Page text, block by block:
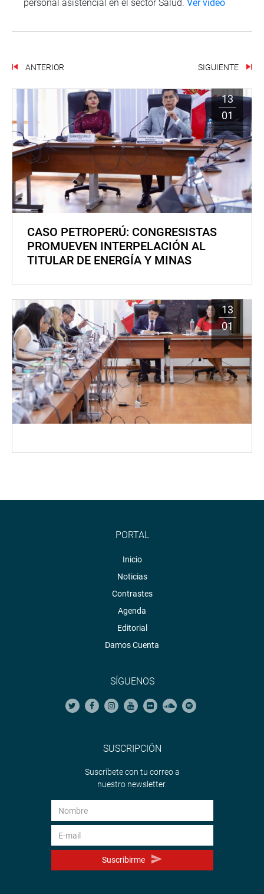
personal asistencial en el sector Salud. Ver vídeo
ANTERIOR SIGUIENTE
13
01
CASO PETROPERÚ: CONGRESISTAS
PROMUEVEN INTERPELACIÓN AL
TITULAR DE ENERGÍA Y MINAS
13
01
PORTAL
Inicio
Noticias
Contrastes
Agenda
Editorial
Damos Cuenta
SÍGUENOS
SUSCRIPCIÓN
Suscríbete con tu correo a
nuestro newsletter.
Suscribirme